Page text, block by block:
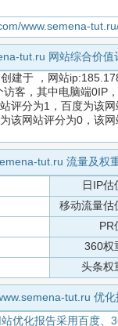
www.semena-
tut.ru 网站综合价值
建于
，网站
客，其中电脑端0IP
评分为1，百度为该
该网站评分为0，该
tut.ru 流量及权
日IP估
移动流量估
PR
360权
头条权
tut.ru 优化
优化报告采用百度、